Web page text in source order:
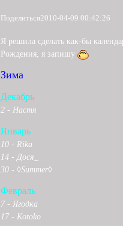
Поделиться2010-04-09 00:42:26
Я решила сделать как-бы
Рождения, я запишу
Зима
Декабрь
2 - Настя
Январь
10 - Rika
14 - Дося_
30 - ◊Summer◊
Февраль
7 - Ягодка
17 - Kotoko